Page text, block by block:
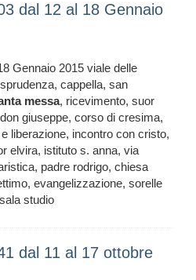
dal 12 al 18 Gennaio
Gennaio 2015 viale delle
cappella, san
messa, ricevimento, suor
giuseppe, corso di cresima,
liberazione, incontro con cristo,
elvira, istituto s. anna, via
padre rodrigo, chiesa
evangelizzazione, sorelle
studio
dal 11 al 17 ottobre